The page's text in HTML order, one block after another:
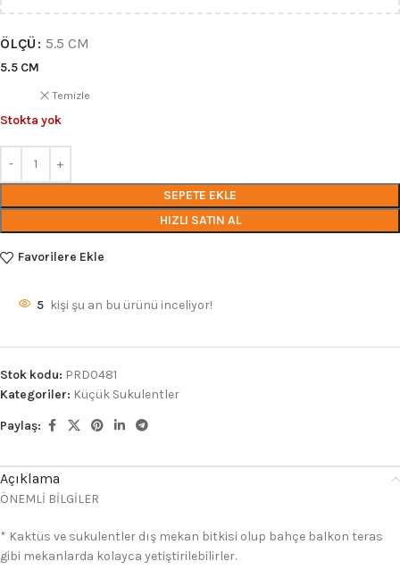
ÖLÇÜ 5.5 CM
5.5 CM
Temizle
Stokta yok
SEPETE EKLE
HIZLI SATIN AL
Favorilere Ekle
5 kişi şu an bu ürünü inceliyor!
Stok kodu: PRD0481
Kategoriler: Küçük Sukulentler
Paylaş:
Açıklama
ÖNEMLİ BİLGİLER
* Kaktüs ve sukulentler dış mekan bitkisi olup bahçe balkon teras
gibi mekanlarda kolayca yetiştirilebilirler.